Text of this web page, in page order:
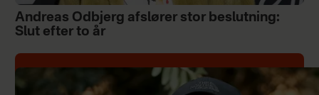
Andreas Odbjerg afslører stor beslutning:
Slut efter to år